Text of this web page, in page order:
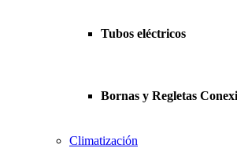
Tubos eléctricos
Bornas y Regletas
Climatización